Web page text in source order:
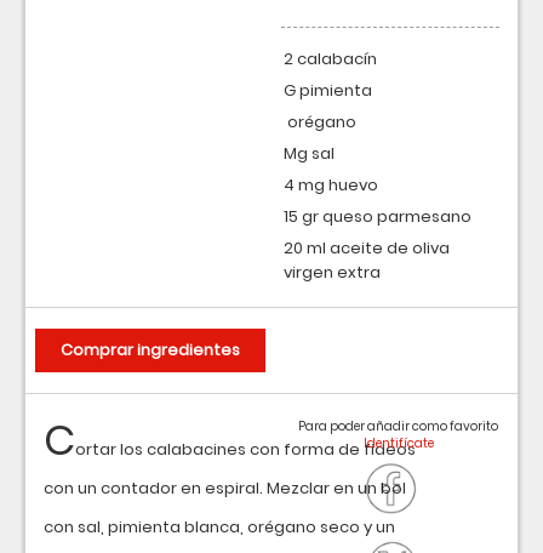
Cortar los calabacines con forma de fideos
con un contador en espiral. Mezclar en un bol
con sal, pimienta blanca, orégano seco y un
Para poder añadir como favorito
2 calabacín
G pimienta
orégano
Mg sal
4 mg huevo
15 gr queso parmesano
20 ml aceite de oliva
virgen extra
Comprar ingredientes